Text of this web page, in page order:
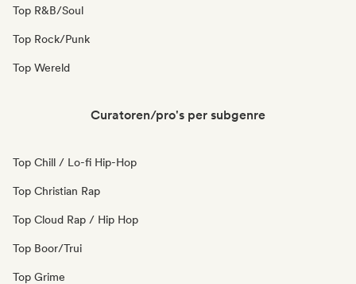
Top R&B/Soul
Top Rock/Punk
Top Wereld
Curatoren/pro's per subgenre
Top Chill / Lo-fi Hip-Hop
Top Christian Rap
Top Cloud Rap / Hip Hop
Top Boor/Trui
Top Grime